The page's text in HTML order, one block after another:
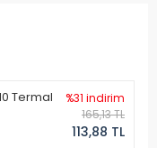
Termal
%31 indirim
165,13 TL
113,88 TL